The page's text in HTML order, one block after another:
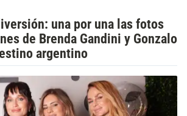
una por una las fotos
de Brenda Gandini y Gonzalo
argentino